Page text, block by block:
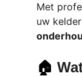
Met
uw
🏠